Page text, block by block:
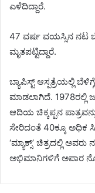
ಎಳೆದಿದ್ದಾರೆ.
47 ವರ್ಷ ವಯಸ್ಸಿನ ನಟ
ಮೃತಪಟ್ಟಿದ್ದಾರೆ.
ಬ್ಯಾಪಿಸ್ಟ್ ಆಸ್ಪತ್ರೆಯಲ್ಲಿ
ಮಾಡಲಾಗಿದೆ. 1978ರಲ್ಲಿ
ಆದಿಯ ಚಿಕ್ಕಪ್ಪನ
ಸೇರಿದಂತೆ 40ಕ್ಕೂ ಅಧಿಕ
‘ಮ್ಯಾಕ್ಸ್’ ಚಿತ್ರದಲ್ಲಿ
ಅಭಿಮಾನಿಗಳಿಗೆ ಅಪಾರ